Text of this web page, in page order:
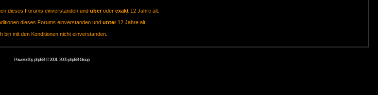
dieses Forums einverstanden und überoder exakt 12 Jahre alt.
dieses Forums einverstanden und unter12 Jahre alt.
bin mit den Konditionen nicht einverstanden.
Powered byphpBB© 2001, 2005 phpBB Group